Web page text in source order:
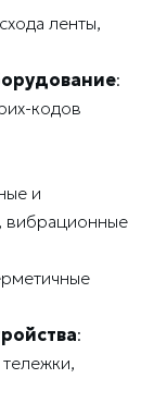
ленты,
:
кодов
и
вибрационные
: